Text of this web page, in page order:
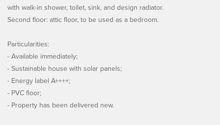
with walk-in shower, toilet, sink, and design radiator.
Second floor: attic floor, to be used as a bedroom.
Particularities:
- Available immediately;
- Sustainable house with solar panels;
- Energy label A++++;
- PVC floor;
- Property has been delivered new.